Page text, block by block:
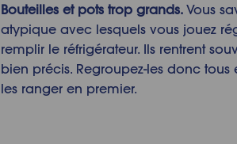
Bouteilles et pots trop grands. Vous
atypique avec lesquels vous jouez
remplir le réfrigérateur. Ils rentrent
bien précis. Regroupez-les donc tous
les ranger en premier.